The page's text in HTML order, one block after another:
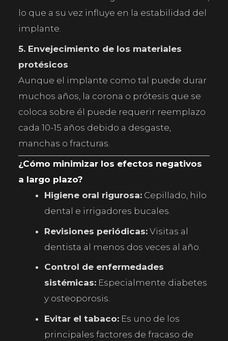
lo que a su vez influye en la estabilidad del
implante.
5. Envejecimiento de los materiales
protésicos
Aunque el implante como tal puede durar
muchos años, la corona o prótesis que se
coloca sobre él puede requerir reemplazo
cada 10-15 años debido a desgaste,
manchas o fracturas.
¿Cómo minimizar los efectos negativos
a largo plazo?
Higiene oral rigurosa: Cepillado, hilo
dental e irrigadores bucales.
Revisiones periódicas: Visitas al
dentista al menos dos veces al año.
Control de enfermedades
sistémicas: Especialmente diabetes
y osteoporosis.
Evitar el tabaco: Es uno de los
principales factores de fracaso de